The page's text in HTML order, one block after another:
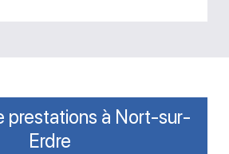
prestations à Nort-sur-
Erdre